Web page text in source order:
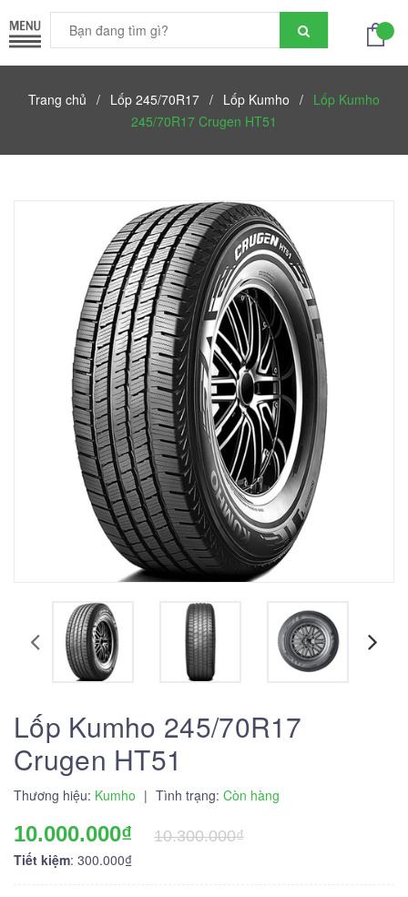
Trang chủ / Lốp 245/70R17 / Lốp Kumho / Lốp Kumho
245/70R17 Crugen HT51
Lốp Kumho 245/70R17
Crugen HT51
Thương hiệu: Kumho | Tình trạng: Còn hàng
10.000.000₫
10.300.000₫
Tiết kiệm: 300.000₫